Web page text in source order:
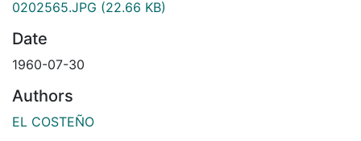
0202565.JPG (22.66 KB)
Date
1960-07-30
Authors
EL COSTEÑO